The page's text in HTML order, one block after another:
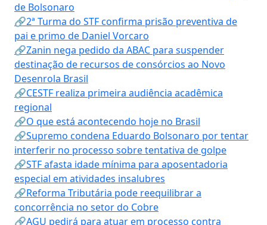
de Bolsonaro
🔗2ª Turma do STF confirma prisão preventiva de
pai e primo de Daniel Vorcaro
🔗Zanin nega pedido da ABAC para suspender
destinação de recursos de consórcios ao Novo
Desenrola Brasil
🔗CESTF realiza primeira audiência acadêmica
regional
🔗O que está acontecendo hoje no Brasil
🔗Supremo condena Eduardo Bolsonaro por tentar
interferir no processo sobre tentativa de golpe
🔗STF afasta idade mínima para aposentadoria
especial em atividades insalubres
🔗Reforma Tributária pode reequilibrar a
concorrência no setor do Cobre
🔗AGU pedirá para atuar em processo contra